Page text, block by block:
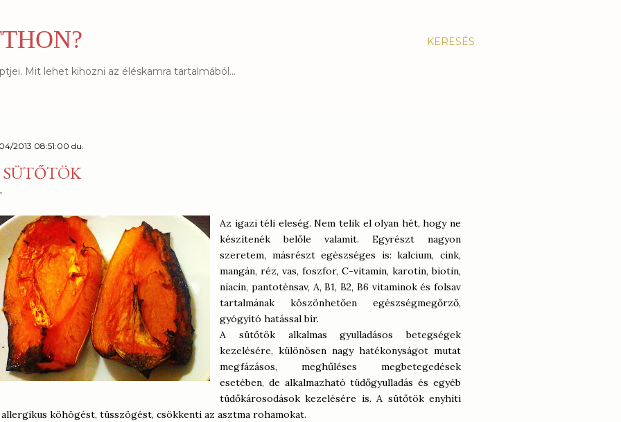
KERESÉS
Mit lehet kihozni az éléskamra tartalmából...
2013 08:51:00 du.
Az igazi téli eleség. Nem telik el olyan hét, hogy ne
készítenék belőle valamit. Egyrészt nagyon
szeretem, másrészt egészséges is: kalcium, cink,
mangán, réz, vas, foszfor, C-vitamin, karotin, biotin,
niacin, pantoténsav, A, B1, B2, B6 vitaminok és folsav
tartalmának köszönhetően egészségmegőrző,
gyógyító hatással bír.
A sütőtök alkalmas gyulladásos betegségek
kezelésére, különösen nagy hatékonyságot mutat
megfázásos, meghűléses megbetegedések
esetében, de alkalmazható tüdőgyulladás és egyéb
tüdőkárosodások kezelésére is. A sütőtök enyhíti
allergikus köhögést, tüsszögést, csökkenti az asztma rohamokat.